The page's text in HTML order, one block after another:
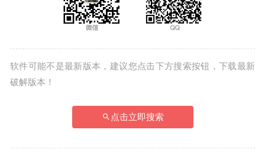
软件可能不是最新版本，建议您点击下方搜索按钮，下载最新
破解版本！
点击立即搜索